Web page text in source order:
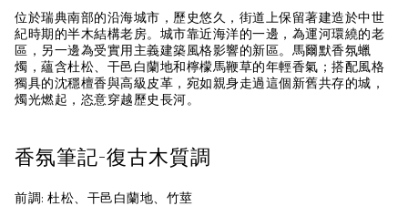
位於瑞典南部的沿海城市，歷史悠久，街道上保留著建造於中世
紀時期的半木結構老房。城市靠近海洋的一邊，為運河環繞的老
區，另一邊為受實用主義建築風格影響的新區。馬爾默香氛蠟
燭，蘊含杜松、干邑白蘭地和檸檬馬鞭草的年輕香氣；搭配風格
獨具的沈穩檀香與高級皮革，宛如親身走過這個新舊共存的城，
燭光燃起，恣意穿越歷史長河。
香氛筆記-復古木質調
前調: 杜松、干邑白蘭地、竹莖